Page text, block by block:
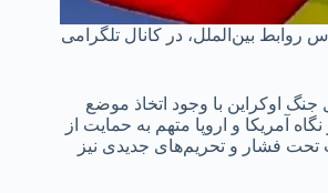
روابط بین‌الملل، در کانال تلگرامی
اوکراین با وجود اتخاذ موضع
آمریکا و اروپا متهم به حمایت از
فشار و تحریم‌های جدیدی نیز